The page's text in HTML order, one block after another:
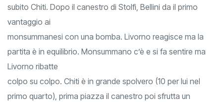
subito Chiti. Dopo il canestro di Stolfi, Bellini da il primo
vantaggio ai
monsummanesi con una bomba. Livorno reagisce ma la
partita è in equilibrio. Monsummano c’è e si fa sentire ma
Livorno ribatte
colpo su colpo. Chiti è in grande spolvero (10 per lui nel
primo quarto), prima piazza il canestro poi sfrutta un